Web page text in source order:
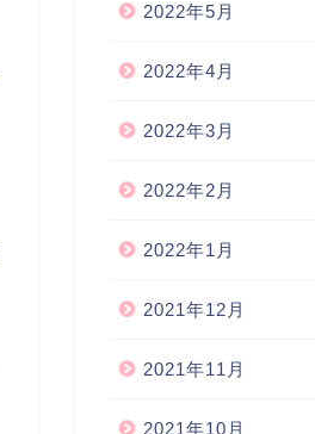
2022年5月
2022年4月
2022年3月
2022年2月
2022年1月
2021年12月
2021年11月
2021年10月